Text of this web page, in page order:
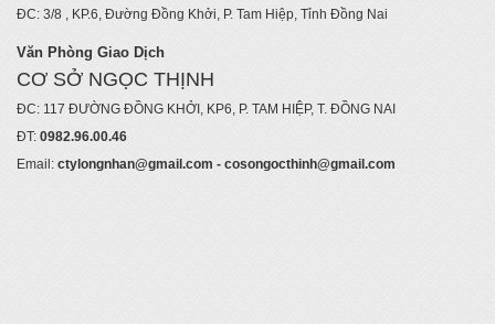
ĐC: 3/8 , KP.6, Đường Đồng Khởi, P. Tam Hiệp, Tỉnh Đồng Nai
Văn Phòng Giao Dịch
CƠ SỞ NGỌC THỊNH
ĐC: 117 ĐƯỜNG ĐỒNG KHỞI, KP6, P. TAM HIỆP, T. ĐỒNG NAI
ĐT: 0982.96.00.46
Email: ctylongnhan@gmail.com - cosongocthinh@gmail.com